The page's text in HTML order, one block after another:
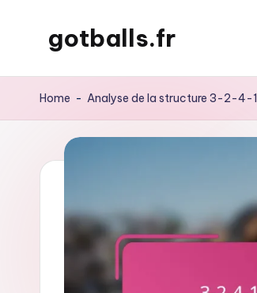
gotballs.fr
Home - Analyse de la structure 3-2-4-1